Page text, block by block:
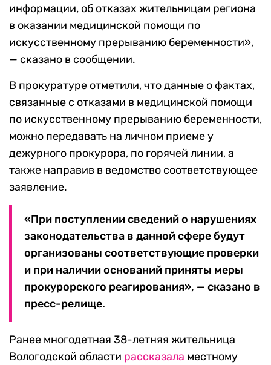
информации, об отказах жительницам региона
в оказании медицинской помощи по
искусственному прерыванию беременности»,
— сказано в сообщении.
В прокуратуре отметили, что данные о фактах,
связанные с отказами в медицинской помощи
по искусственному прерыванию беременности,
можно передавать на личном приеме у
дежурного прокурора, по горячей линии, а
также направив в ведомство соответствующее
заявление.
«При поступлении сведений о нарушениях
законодательства в данной сфере будут
организованы соответствующие проверки
и при наличии оснований приняты меры
прокурорского реагирования», — сказано в
пресс-релище.
Ранее многодетная 38-летняя жительница
Вологодской области рассказала местному